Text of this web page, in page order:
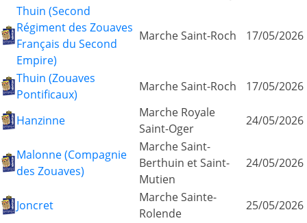
Thuin (Second
Régiment des Zouaves
Français du Second
Empire)
Marche Saint-Roch 17/05/2026
Thuin (Zouaves
Pontificaux)
Marche Saint-Roch 17/05/2026
Hanzinne
Marche Royale
Saint-Oger
24/05/2026
Malonne (Compagnie
des Zouaves)
Marche Saint-
Berthuin et Saint-
Mutien
24/05/2026
Joncret
Marche Sainte-
Rolende
25/05/2026